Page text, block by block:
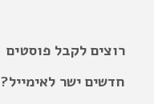
רוצים לקבל פוסטים
חדשים ישר לאימייל?